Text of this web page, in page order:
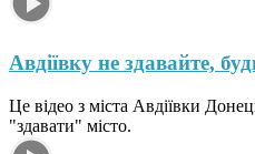
Авдіївку не здавайте,
Це відео з міста Авдіївки
"здавати" місто.